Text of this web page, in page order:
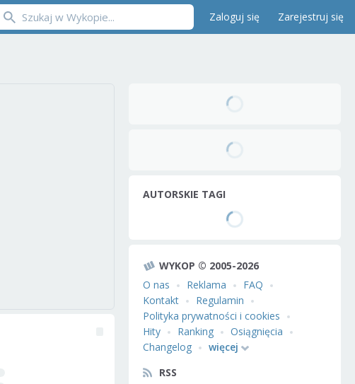
Zaloguj się Zarejestruj się
AUTORSKIE TAGI
WYKOP © 2005-2026
O nas
Reklama
FAQ
Kontakt
Regulamin
Polityka prywatności i cookies
Hity
Ranking
Osiągnięcia
Changelog
więcej
RSS